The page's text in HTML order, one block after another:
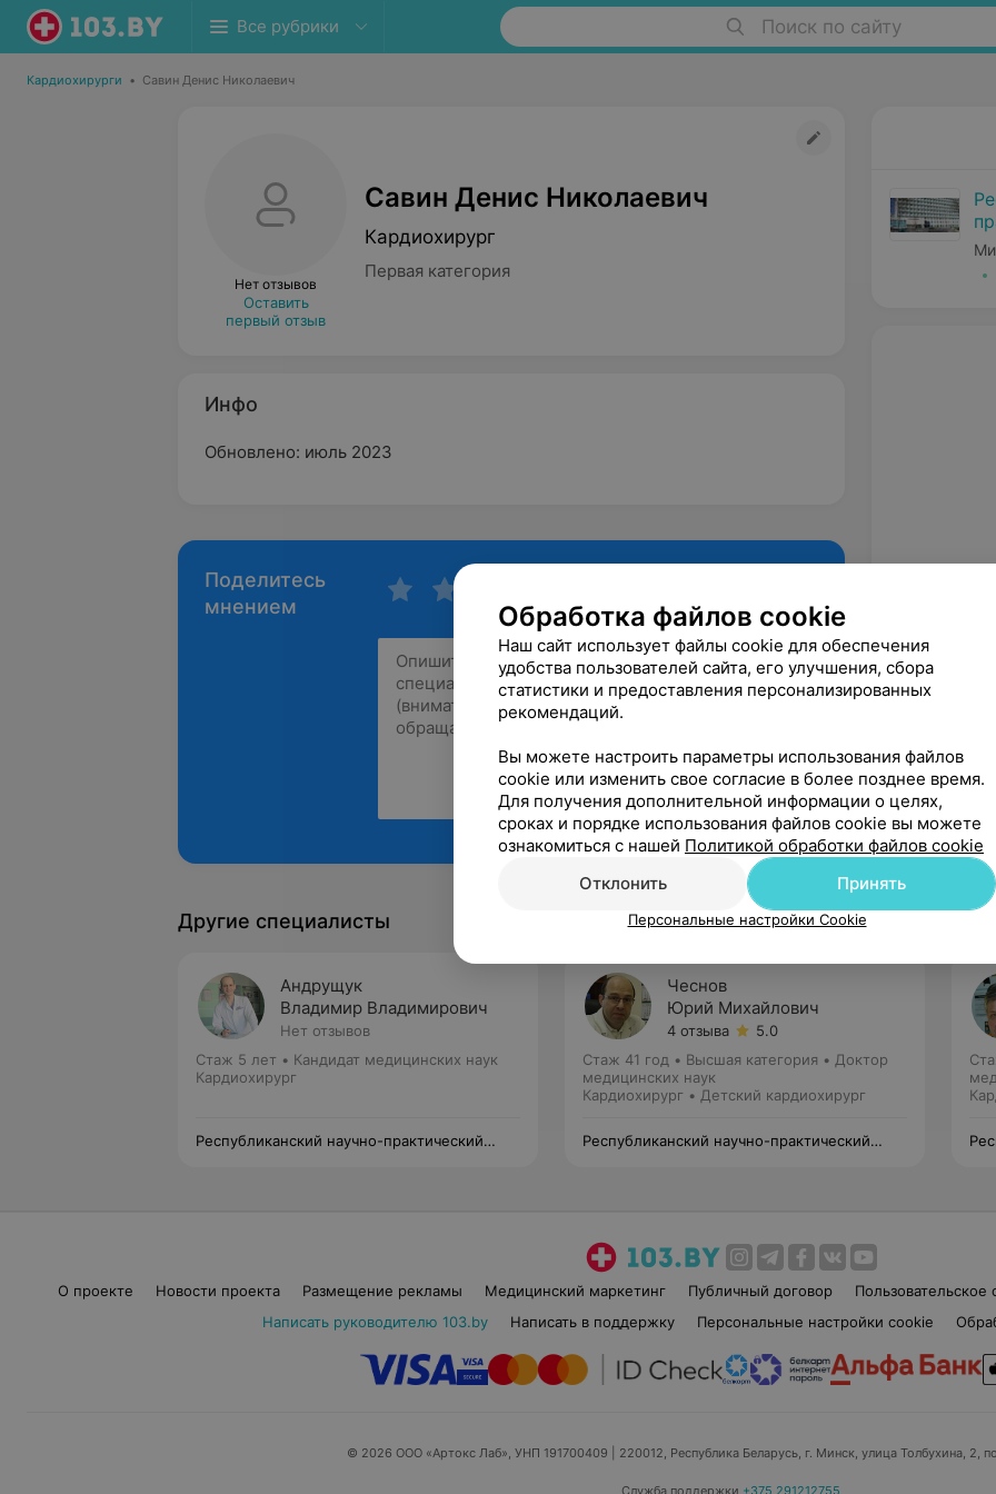
Все рубрики Поиск по сайту
Кардиохирурги • Савин Денис Николаевич
Нет отзывов
Оставить
первый отзыв
Савин Денис Николаевич
Кардиохирург
Первая категория
Инфо
Обновлено: июль 2023
Поделитесь
мнением
Рекомендую
Другие специалисты
Андрущук
Владимир Владимирович
Нет отзывов
Стаж 5 лет • Кандидат медицинских наук
Кардиохирург
Республиканский научно-практический
Чеснов
Юрий Михайлович
4 отзыва
5.0
Стаж 41 год • Высшая категория • Доктор
медицинских наук
Кардиохирург • Детский кардиохирург
Республиканский научно-практический
О проекте Новости проекта Размещение рекламы Медицинский маркетинг Публичный договор Пользовательское
Написать руководителю 103.by
Написать в поддержку Персональные настройки cookie
© 2026 ООО «Артокс Лаб», УНП 191700409 | 220012, Республика Беларусь, г. Минск, улица Толбухина, 2,
Служба поддержки +375 291212755
Обработка файлов cookie
Наш сайт использует файлы cookie для обеспечения
удобства пользователей сайта, его улучшения, сбора
статистики и предоставления персонализированных
рекомендаций.
Вы можете настроить параметры использования файлов
cookie или изменить свое согласие в более позднее время.
Для получения дополнительной информации о целях,
сроках и порядке использования файлов cookie вы можете
ознакомиться с нашей Политикой обработки файлов cookie
Отклонить
Принять
Персональные настройки Cookie